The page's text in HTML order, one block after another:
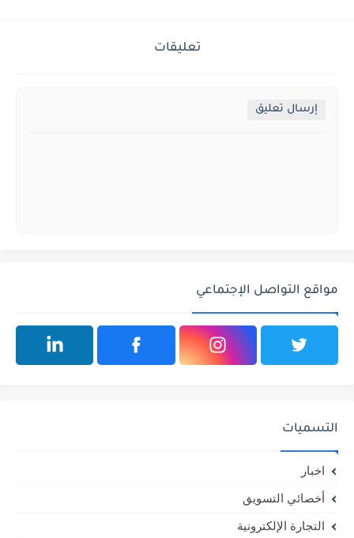
تعليقات
إرسال تعليق
مواقع التواصل الإجتماعي
التسميات
اخبار
أخصائي التسويق
التجارة الإلكترونية